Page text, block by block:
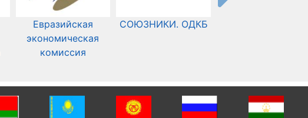
Евразийская
экономическая
комиссия
СОЮЗНИКИ. ОДКБ